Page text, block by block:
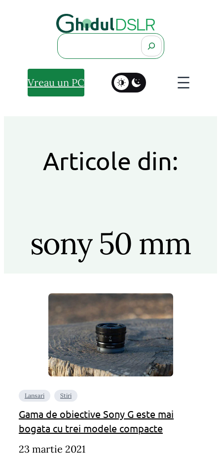
Search
Vreau un PC
Articole din:
sony 50 mm
Lansari Stiri
Gama de obiective Sony G este mai
bogata cu trei modele compacte
23 martie 2021